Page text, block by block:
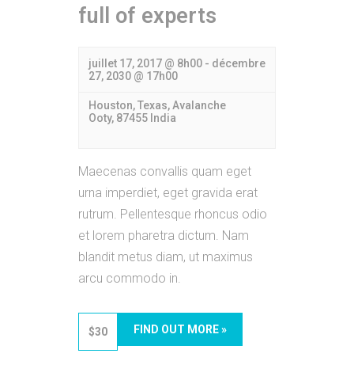
full of experts
juillet 17, 2017 @ 8h00 - décembre
27, 2030 @ 17h00
Houston, Texas, Avalanche
Ooty, 87455 India
Maecenas convallis quam eget
urna imperdiet, eget gravida erat
rutrum. Pellentesque rhoncus odio
et lorem pharetra dictum. Nam
blandit metus diam, ut maximus
arcu commodo in.
$30 FIND OUT MORE »